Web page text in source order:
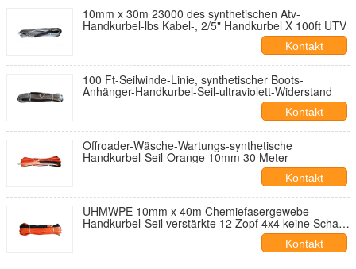
10mm x 30m 23000 des synthetischen Atv-
Handkurbel-lbs Kabel-, 2/5" Handkurbel X 100ft UTV
Kontakt
100 Ft-Seilwinde-Linie, synthetischer Boots-
Anhänger-Handkurbel-Seil-ultraviolett-Widerstand
Kontakt
Offroader-Wäsche-Wartungs-synthetische
Handkurbel-Seil-Orange 10mm 30 Meter
Kontakt
UHMWPE 10mm x 40m Chemiefasergewebe-
Handkurbel-Seil verstärkte 12 Zopf 4x4 keine Scharf-
Kontakt